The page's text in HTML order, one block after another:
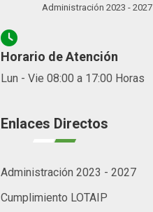
Administración 2023 - 2027
Horario de Atención
Lun - Vie 08:00 a 17:00 Horas
Enlaces Directos
Administración 2023 - 2027
Cumplimiento LOTAIP